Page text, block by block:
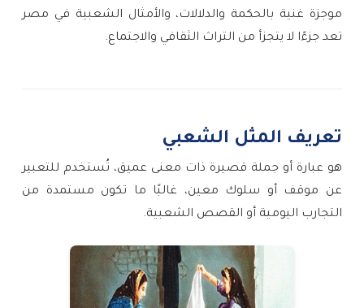
موجزة غنية بالحكمة والدلالات، والأمثال الشعبية في مصر
تعد جزءًا لا يتجزأ من التراث الثقافي والاجتماع.
تعريف المثل الشعبي
هو عبارة أو جملة قصيرة ذات معنى عميق، تُستخدم للتعبير
عن موقف أو سلوك معين، غالبًا ما تكون مستمدة من
التجارب اليومية أو القصص الشعبية.